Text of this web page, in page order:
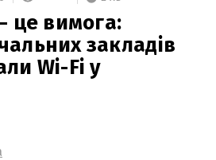
це вимога:
закладів
Wi-Fi у